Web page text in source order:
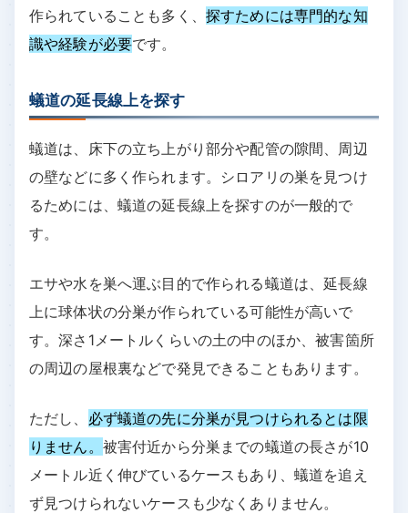
作られていることも多く、 探すためには専門的な知
識や経験が必要です。
蟻道の延長線上を探す
蟻道は、床下の立ち上がり部分や配管の隙間、周辺
の壁などに多く作られます。シロアリの巣を見つけ
るためには、蟻道の延長線上を探すのが一般的で
す。
エサや水を巣へ運ぶ目的で作られる蟻道は、延長線
上に球体状の分巣が作られている可能性が高いで
す。深さ1メートルくらいの土の中のほか、被害箇所
の周辺の屋根裏などで発見できることもあります。
ただし、 必ず蟻道の先に分巣が見つけられるとは限
りません。 被害付近から分巣までの蟻道の長さが10
メートル近く伸びているケースもあり、蟻道を追え
ず見つけられないケースも少なくありません。